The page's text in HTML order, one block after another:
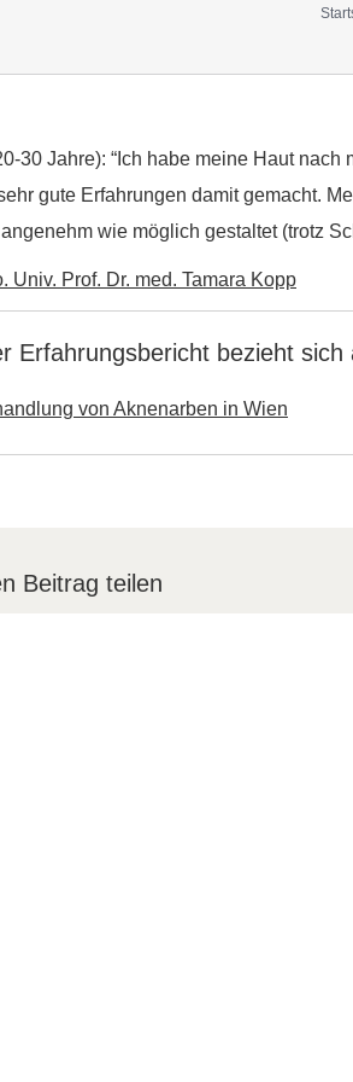
30 Jahre): “Ich habe meine Haut
gute Erfahrungen damit gemacht.
wie möglich gestaltet (trotz
Univ. Prof. Dr. med. Tamara Kopp
Erfahrungsbericht bezieht
von Aknenarben in Wien
Beitrag teilen